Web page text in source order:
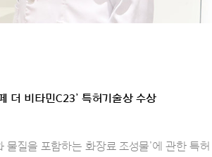
더 비타민C23’ 특허기술상 수상
물질을 포함하는 화장료 조성물’에 관한 특허